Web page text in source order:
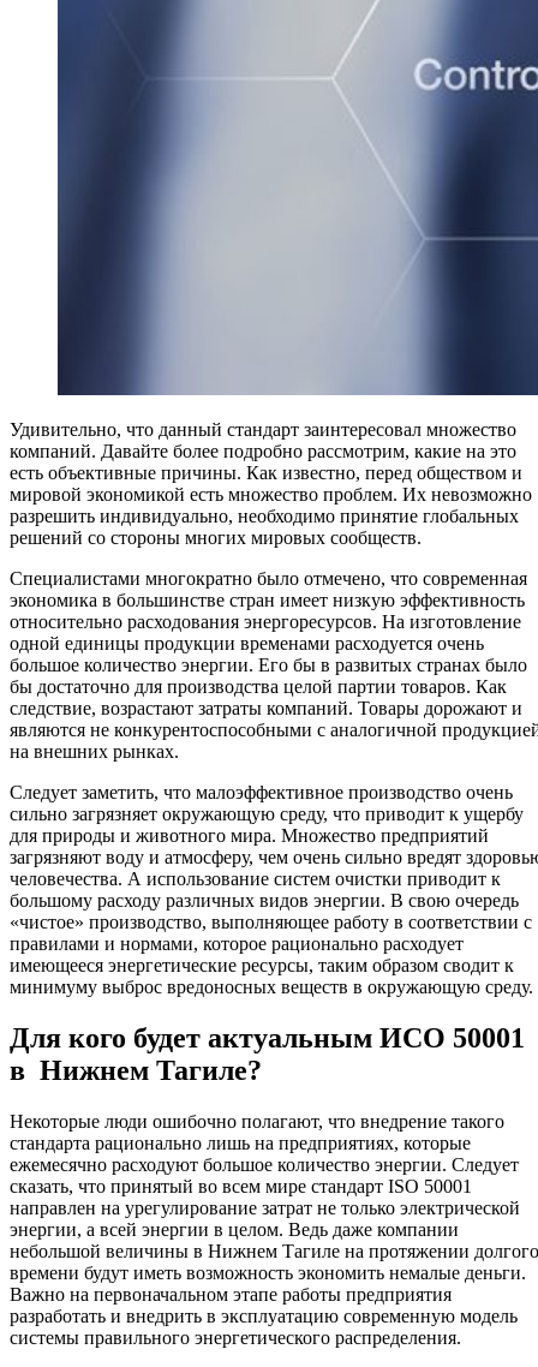
Удивительно, что данный стандарт заинтересовал множество
компаний. Давайте более подробно рассмотрим, какие на это
есть объективные причины. Как известно, перед обществом и
мировой экономикой есть множество проблем. Их невозможно
разрешить индивидуально, необходимо принятие глобальных
решений со стороны многих мировых сообществ.
Специалистами многократно было отмечено, что современная
экономика в большинстве стран имеет низкую эффективность
относительно расходования энергоресурсов. На изготовление
одной единицы продукции временами расходуется очень
большое количество энергии. Его бы в развитых странах было
бы достаточно для производства целой партии товаров. Как
следствие, возрастают затраты компаний. Товары дорожают и
являются не конкурентоспособными с аналогичной
на внешних рынках.
Следует заметить, что малоэффективное производство очень
сильно загрязняет окружающую среду, что приводит к ущербу
для природы и животного мира. Множество предприятий
загрязняют воду и атмосферу, чем очень сильно вредят
человечества. А использование систем очистки приводит к
большому расходу различных видов энергии. В свою очередь
«чистое» производство, выполняющее работу в соответствии с
правилами и нормами, которое рационально расходует
имеющееся энергетические ресурсы, таким образом сводит к
минимуму выброс вредоносных веществ в окружающую среду.
Для кого будет актуальным ИСО 50001
в Нижнем Тагиле?
Некоторые люди ошибочно полагают, что внедрение такого
стандарта рационально лишь на предприятиях, которые
ежемесячно расходуют большое количество энергии. Следует
сказать, что принятый во всем мире стандарт ISO 50001
направлен на урегулирование затрат не только электрической
энергии, а всей энергии в целом. Ведь даже компании
небольшой величины в Нижнем Тагиле на протяжении долгого
времени будут иметь возможность экономить немалые деньги.
Важно на первоначальном этапе работы предприятия
разработать и внедрить в эксплуатацию современную модель
системы правильного энергетического распределения.